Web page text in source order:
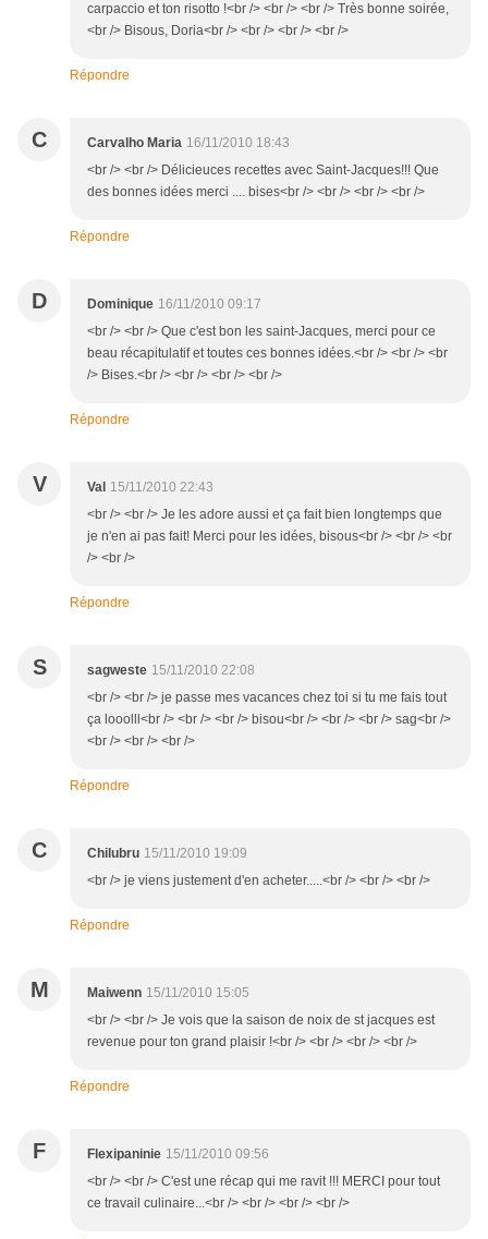
carpaccio et ton risotto !<br /> <br /> <br /> Très bonne soirée,
<br /> Bisous, Doria<br /> <br /> <br /> <br />
Répondre
C Carvalho Maria 16/11/2010 18:43
<br /> <br /> Délicieuces recettes avec Saint-Jacques!!! Que
des bonnes idées merci .... bises<br /> <br /> <br /> <br />
Répondre
D Dominique 16/11/2010 09:17
<br /> <br /> Que c'est bon les saint-Jacques, merci pour ce
beau récapitulatif et toutes ces bonnes idées.<br /> <br /> <br
/> Bises.<br /> <br /> <br /> <br />
Répondre
V Val 15/11/2010 22:43
<br /> <br /> Je les adore aussi et ça fait bien longtemps que
je n'en ai pas fait! Merci pour les idées, bisous<br /> <br /> <br
/> <br />
Répondre
S sagweste 15/11/2010 22:08
<br /> <br /> je passe mes vacances chez toi si tu me fais tout
ça looolll<br /> <br /> <br /> bisou<br /> <br /> <br /> sag<br />
<br /> <br /> <br />
Répondre
C Chilubru 15/11/2010 19:09
<br /> je viens justement d'en acheter.....<br /> <br /> <br />
Répondre
M Maiwenn 15/11/2010 15:05
<br /> <br /> Je vois que la saison de noix de st jacques est
revenue pour ton grand plaisir !<br /> <br /> <br /> <br />
Répondre
F Flexipaninie 15/11/2010 09:56
<br /> <br /> C'est une récap qui me ravit !!! MERCI pour tout
ce travail culinaire...<br /> <br /> <br /> <br />